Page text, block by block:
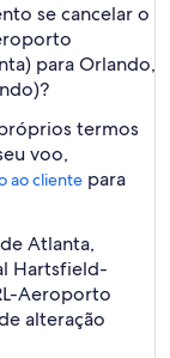
se cancelar o
para Orlando,
termos
voo,
ao cliente para
Atlanta,
Hartsfield-
Aeroporto
alteração